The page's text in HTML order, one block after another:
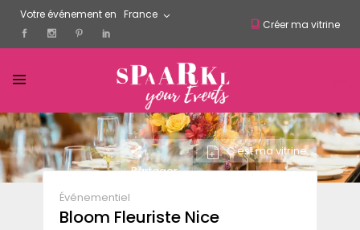
Votre événement en France
Créer ma vitrine
Partager
C'est ma vitrine
Événementiel
Bloom Fleuriste Nice